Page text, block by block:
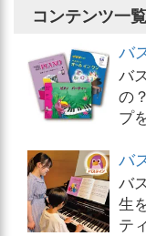
コンテンツ一覧
バ
バ
の
プ
バ
バ
生
テ